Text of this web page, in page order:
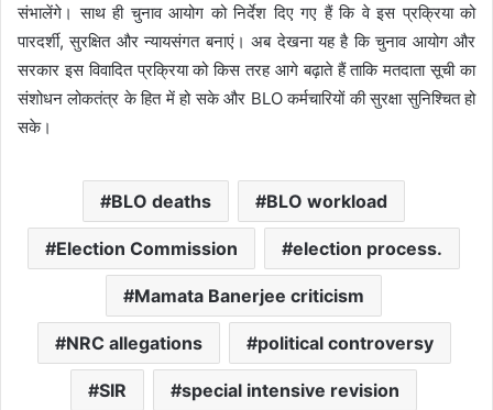
संभालेंगे। साथ ही चुनाव आयोग को निर्देश दिए गए हैं कि वे इस प्रक्रिया को
पारदर्शी, सुरक्षित और न्यायसंगत बनाएं। अब देखना यह है कि चुनाव आयोग और
सरकार इस विवादित प्रक्रिया को किस तरह आगे बढ़ाते हैं ताकि मतदाता सूची का
संशोधन लोकतंत्र के हित में हो सके और BLO कर्मचारियों की सुरक्षा सुनिश्चित हो
सके।
BLO deaths BLO workload
Election Commission election process.
Mamata Banerjee criticism
NRC allegations political controversy
SIR special intensive revision